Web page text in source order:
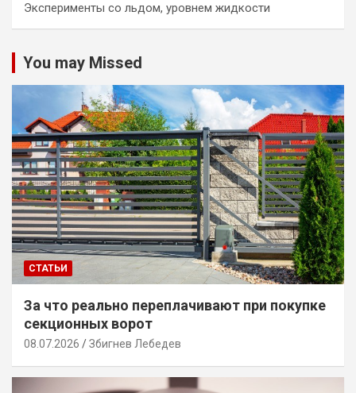
Эксперименты со льдом, уровнем жидкости
You may Missed
СТАТЬИ
За что реально переплачивают при покупке
секционных ворот
08.07.2026 Збигнев Лебедев